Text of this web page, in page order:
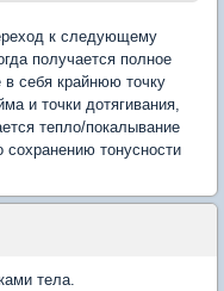
к следующему
получается полное
себя крайнюю точку
и точки дотягивания,
тепло/покалывание
тонусности
тела.